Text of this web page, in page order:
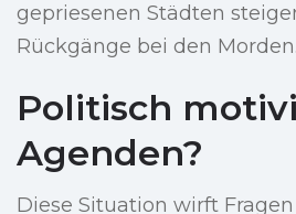
gepriesenen Städten
Rückgänge bei den Morden.
Politisch
Agenden?
Diese Situation wirft